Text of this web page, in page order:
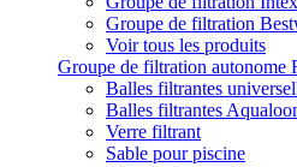
Groupe de filtration
Voir tous les produits
Groupe de filtration autonome
Balles filtrantes
Balles filtrantes
Verre filtrant
Sable pour piscine